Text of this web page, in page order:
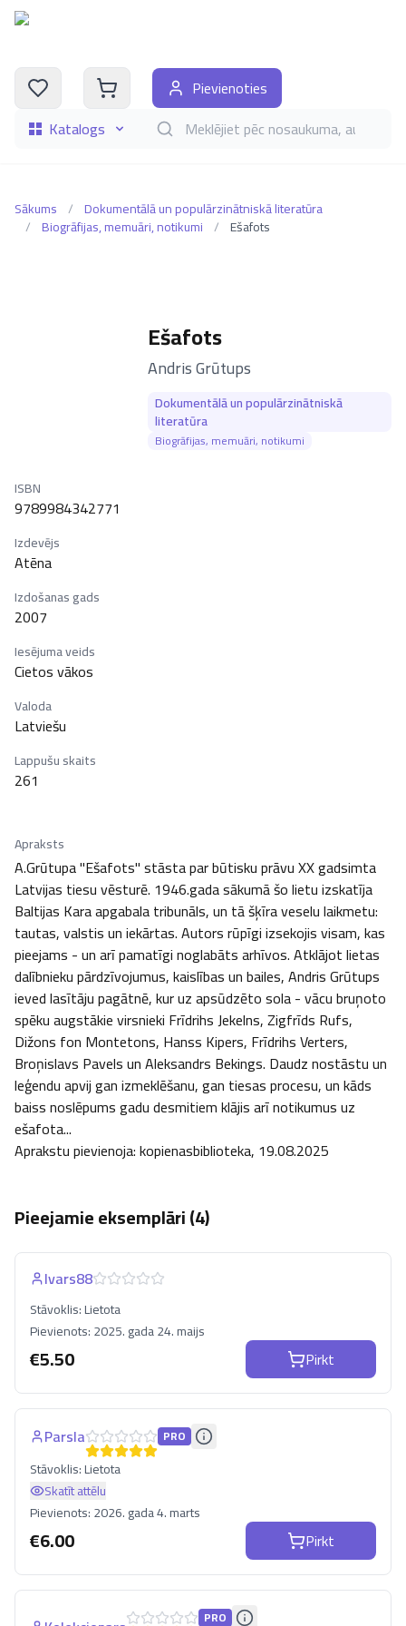
Katalogs Meklēt grāmatas pēc nosaukuma, autora,
Pievienoties
Sākums / Dokumentālā un populārzinātniskā literatūra
/ Biogrāfijas, memuāri, notikumi / Ešafots
Ešafots
–
Andris Grūtups
Dokumentālā un populārzinātniskā
literatūra
Biogrāfijas, memuāri, notikumi
ISBN
9789984342771
Izdevējs
Atēna
Izdošanas gads
2007
Iesējuma veids
Cietos vākos
Valoda
Latviešu
Lappušu skaits
261
Apraksts
A.Grūtupa "Ešafots" stāsta par būtisku prāvu XX gadsimta
Latvijas tiesu vēsturē. 1946.gada sākumā šo lietu iz­ska­tīja
Baltijas Kara apgabala tribunāls, un tā šķīra veselu laikmetu:
tautas, valstis un iekārtas. Autors rūpīgi izsekojis visam, kas
pieejams - un arī pamatīgi no­glabāts arhīvos. Atklājot lietas
dalīb­nieku pār­dzī­vojumus, kais­lības un bailes, Andris Grūtups
ieved lasītāju pagātnē, kur uz ap­sūdzēto sola - vācu bruņoto
spēku augstākie virsnieki Frīdrihs Jekelns, Zigfrīds Rufs,
Dižons fon Montetons, Hanss Kipers, Frīdrihs Verters,
Broņislavs Pavels un Aleksandrs Bekings. Daudz nostāstu un
leģendu apvij gan izmeklēšanu, gan tiesas procesu, un kāds
baiss nos­lē­pums gadu des­mi­tiem klājis arī noti­kumus uz
ešafota...
Aprakstu pievienoja: kopienasbiblioteka, 19.08.2025
Pieejamie eksemplāri (4)
Ivars88
Stāvoklis:Lietota
Pievienots:2025. gada 24. maijs
€5.50 Pirkt
Parsla PRO
Stāvoklis:Lietota
Skatīt attēlu
Pievienots:2026. gada 4. marts
€6.00 Pirkt
PRO